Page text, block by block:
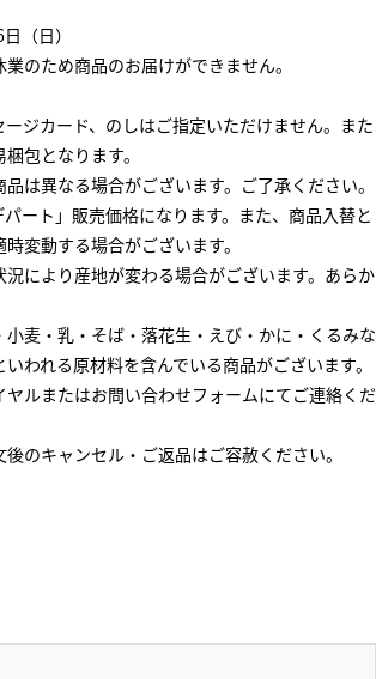
（日）
業のため商品のお届けができません。
ジカード、のしはご指定いただけません。また
包となります。
は異なる場合がございます。ご了承ください。
ート」販売価格になります。また、商品入替と
変動する場合がございます。
により産地が変わる場合がございます。あらか
麦・乳・そば・落花生・えび・かに・くるみな
われる原材料を含んでいる商品がございます。
ヤルまたはお問い合わせフォームにてご連絡くだ
のキャンセル・ご返品はご容赦ください。